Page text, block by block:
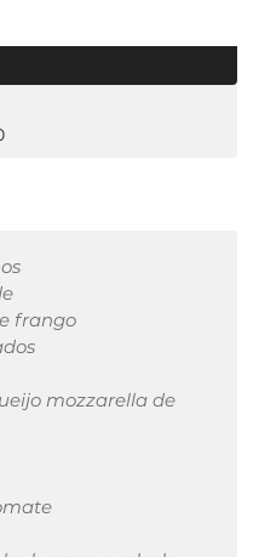
frango
mozzarella de